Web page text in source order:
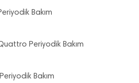
Bakım
Periyodik Bakım
Bakım